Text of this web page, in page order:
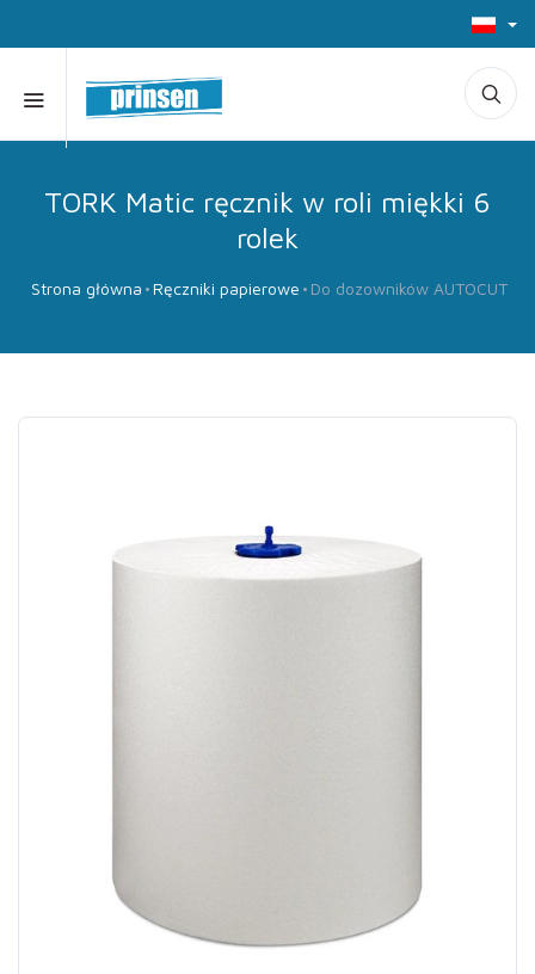
TORK Matic ręcznik w roli miękki 6
rolek
Strona główna Ręczniki papierowe Do dozowników AUTOCUT